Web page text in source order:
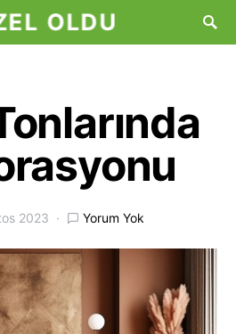
OLDU
2023 Yorum Yok